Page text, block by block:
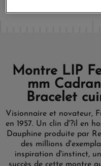
Montre LIP
mm
Bracelet
Visionnaire et novateur,
en 1957. Un clin d'?il en
Dauphine produite par
des millions
inspiration d'instinct,